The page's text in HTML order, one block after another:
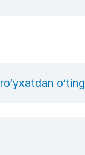
ro‘yxatdan o‘ting